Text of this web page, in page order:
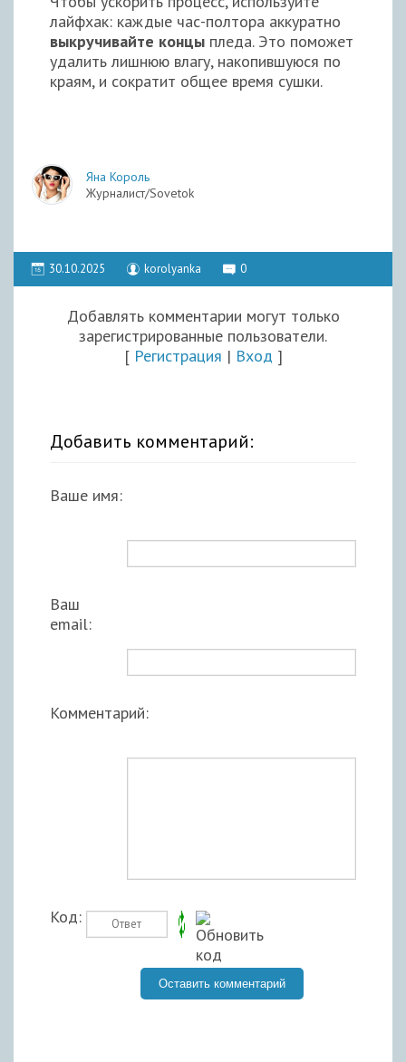
лайфхак: каждые час-полтора аккуратно
выкручивайте концы пледа. Это поможет
удалить лишнюю влагу, накопившуюся по
краям, и сократит общее время сушки.
Яна Король
Журналист/Sovetok
30.10.2025 korolyanka 0
Добавлять комментарии могут только
зарегистрированные пользователи.
[ Регистрация | Вход ]
Добавить комментарий:
Ваше имя:
Ваш
email:
Комментарий:
Код: